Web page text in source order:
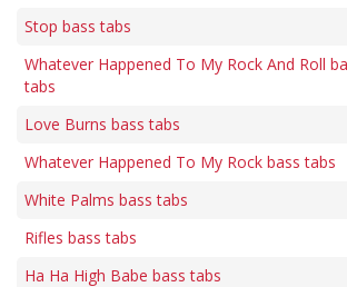
Stop bass tabs
Whatever Happened To My Rock And Roll
tabs
Love Burns bass tabs
Whatever Happened To My Rock bass tabs
White Palms bass tabs
Rifles bass tabs
Ha Ha High Babe bass tabs